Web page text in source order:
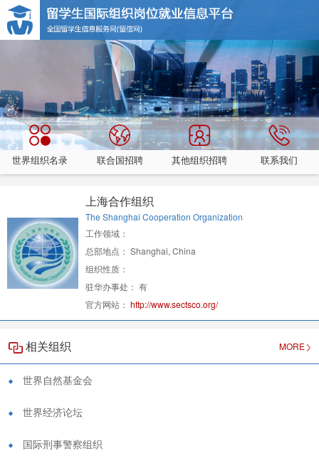
世界组织名录 联合国招聘 其他组织招聘 联系我们
上海合作组织
The Shanghai Cooperation Organization
工作领域：
总部地点： Shanghai, China
组织性质：
驻华办事处： 有
官方网站： http://www.sectsco.org/
相关组织 MORE
世界自然基金会
世界经济论坛
国际刑事警察组织